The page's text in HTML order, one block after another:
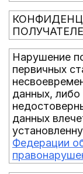
Нарушение
первичных
данных, либо
данных
Федерации